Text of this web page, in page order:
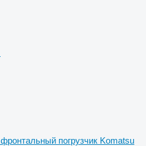
фронтальный погрузчик Komatsu